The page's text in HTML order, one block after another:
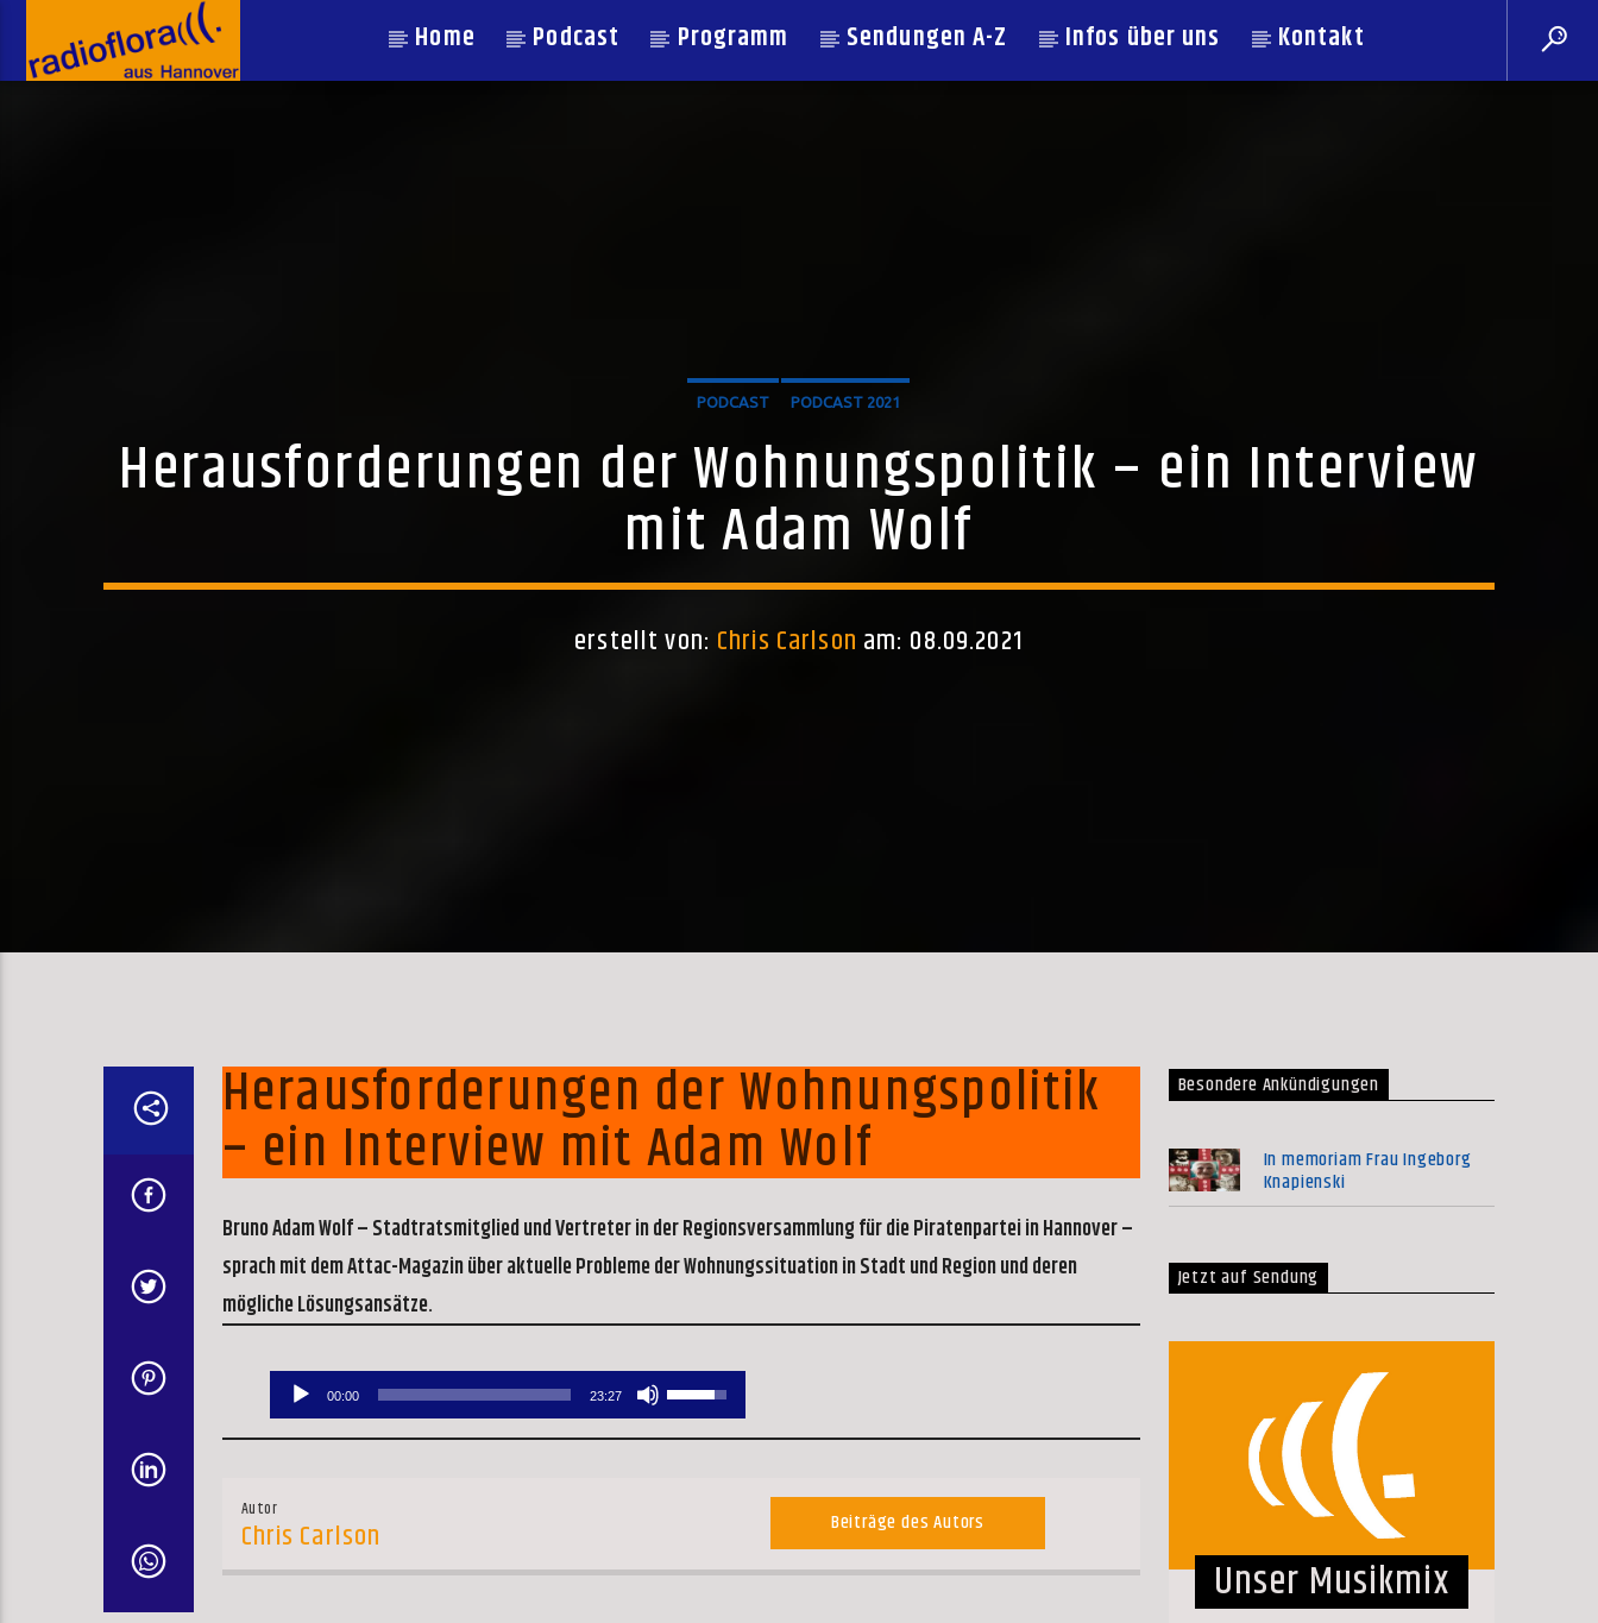
Home Podcast Programm Sendungen A-Z Infos über uns Kontakt
PODCAST PODCAST 2021
Herausforderungen der Wohnungspolitik – ein Interview
mit Adam Wolf
erstellt von: Chris Carlson am: 08.09.2021
Herausforderungen der Wohnungspolitik
– ein Interview mit Adam Wolf
Bruno Adam Wolf – Stadtratsmitglied und Vertreter in der Regionsversammlung für die Piratenpartei in Hannover –
sprach mit dem Attac-Magazin über aktuelle Probleme der Wohnungssituation in Stadt und Region und deren
mögliche Lösungsansätze.
Audio-
Player
00:00 23:27
Pfeiltasten
Hoch/Runter
Lautstärke
Autor
Chris Carlson Beiträge des Autors
Besondere Ankündigungen
In memoriam Frau Ingeborg
Knapienski
Jetzt auf Sendung
Unser Musikmix